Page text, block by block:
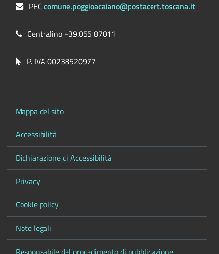
PECcomune.poggioacaiano@postacert.toscana.it
Centralino +39.055 87011
P. IVA 00238520977
Mappa del sito
Accessibilità
Dichiarazione di Accessibilità
Privacy
Cookie policy
Note legali
Responsabile del procedimento di pubblicazione